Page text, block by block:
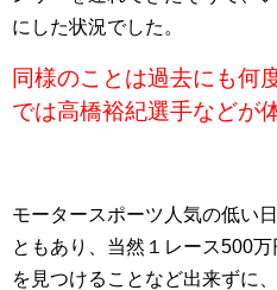
にした状況でした。
同様のことは過去にも何
では高橋裕紀選手などが
モータースポーツ人気の低い
ともあり、当然１レース500
を見つけることなど出来ずに